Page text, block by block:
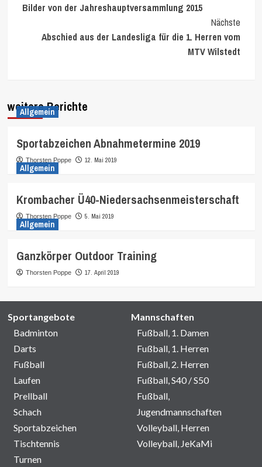
Reading
Bilder von der Jahreshauptversammlung 2015
Nächste
Abschied aus der Landesliga für die 1. Herren vom
MTV Wilstedt
weitere Berichte
Allgemein
Sportabzeichen Abnahmetermine 2019
Thorsten Poppe 12. Mai 2019
Allgemein
Krombacher Ü40-Niedersachsenmeisterschaft
Thorsten Poppe 5. Mai 2019
Allgemein
Ganzkörper Outdoor Training
Thorsten Poppe 17. April 2019
Sportangebote
Badminton
Darts
Fußball
Laufen
Prellball
Schach
Sportabzeichen
Tischtennis
Turnen
Mannschaften
Fußball, 1. Damen
Fußball, 1. Herren
Fußball, 2. Herren
Fußball, S40 / S50
Fußball,
Jugendmannschaften
Volleyball, Herren
Volleyball, JeKaMi